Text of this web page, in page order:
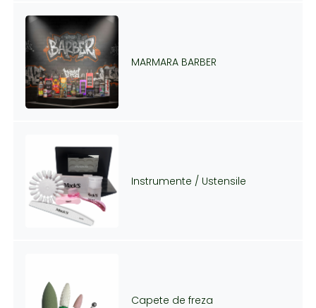
MARMARA BARBER
Instrumente / Ustensile
Capete de freza